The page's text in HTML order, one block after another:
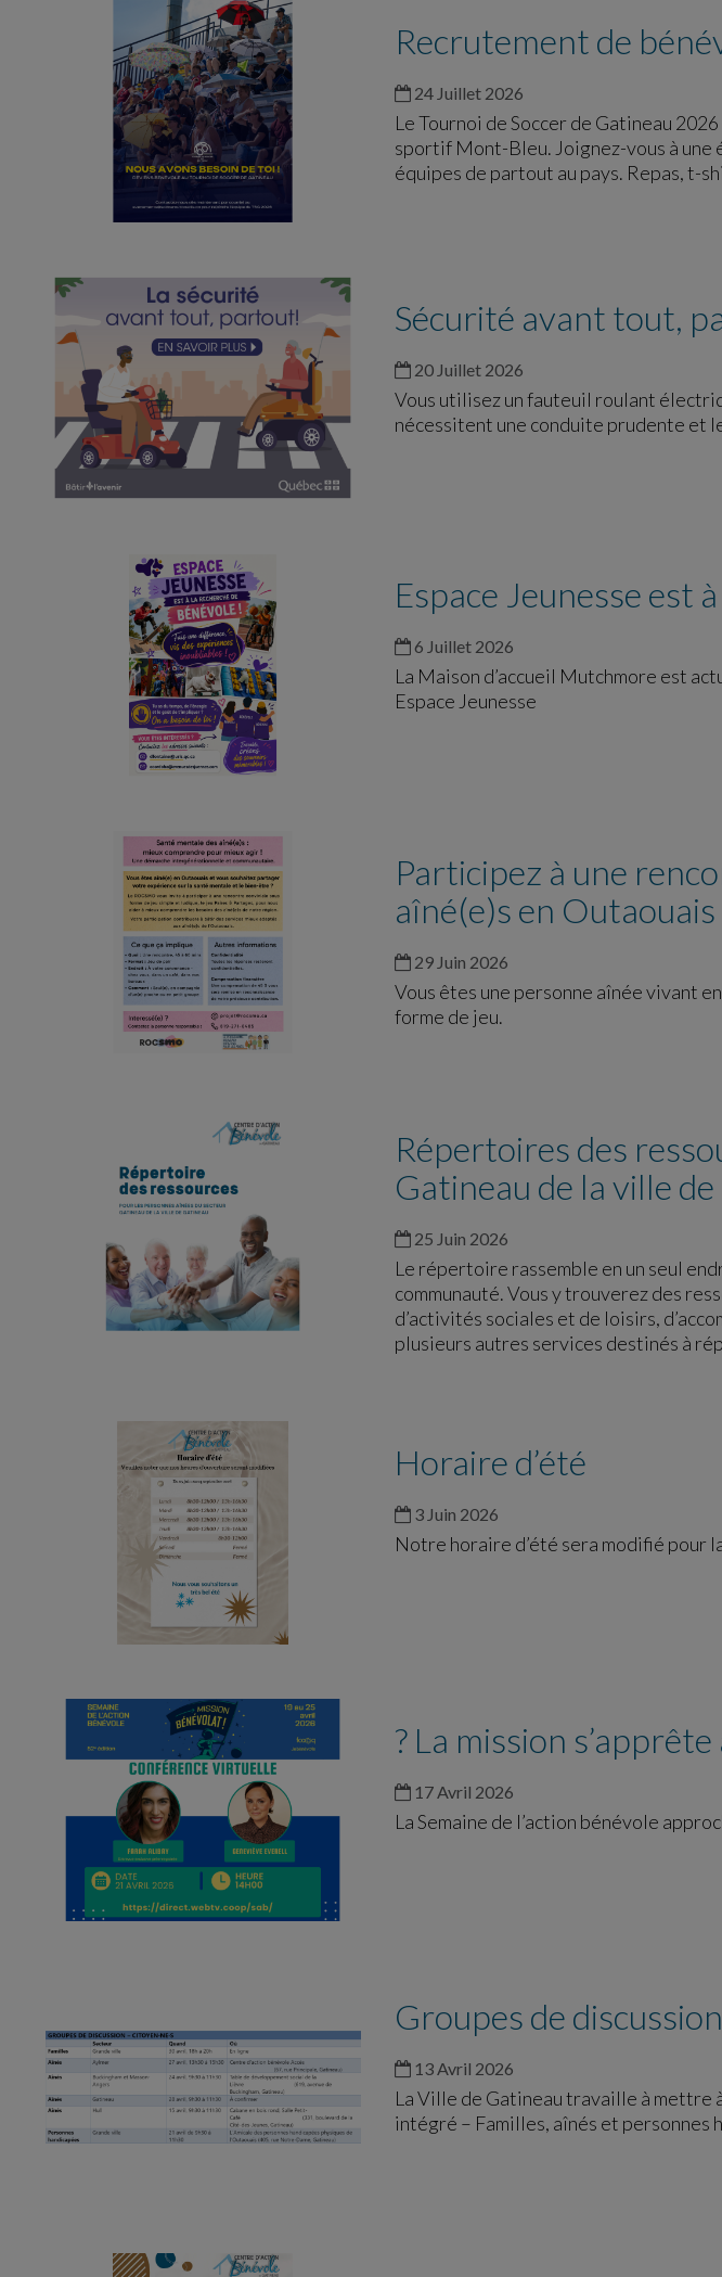
Recrutement de
24 Juillet 2026
Le Tournoi de Soccer de Gatineau
sportif Mont-Bleu. Joignez-vous à une
équipes de partout au pays. Repas, t-
Sécurité avant tout,
20 Juillet 2026
Vous utilisez un fauteuil roulant
nécessitent une conduite prudente et
Espace Jeunesse est
6 Juillet 2026
La Maison d’accueil Mutchmore est
Espace Jeunesse
Participez à une
aîné(e)s en Outaouais
29 Juin 2026
Vous êtes une personne aînée vivant
forme de jeu.
Répertoires des
Gatineau de la ville
25 Juin 2026
Le répertoire rassemble en un seul
communauté. Vous y trouverez des
d’activités sociales et de loisirs,
plusieurs autres services destinés à
Horaire d’été
3 Juin 2026
Notre horaire d’été sera modifié pour
? La mission
17 Avril 2026
La Semaine de l’action bénévole
Groupes de
13 Avril 2026
La Ville de Gatineau travaille à mettre
intégré – Familles, aînés et personnes